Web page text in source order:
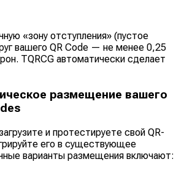
«зону отступления» (пустое
вашего QR Code — не менее 0,25
TQRCG автоматически сделает
размещение вашего
и протестируете свой QR-
его в существующее
варианты размещения включают: